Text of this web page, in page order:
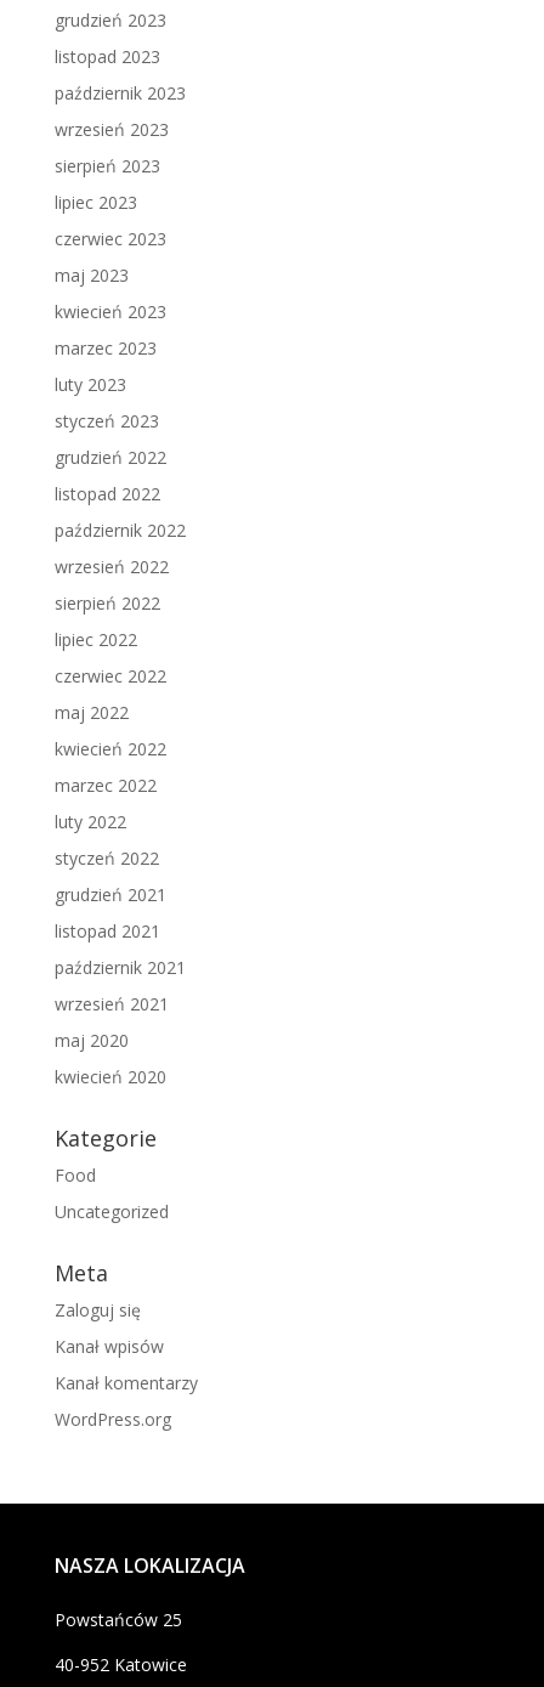
grudzień 2023
listopad 2023
październik 2023
wrzesień 2023
sierpień 2023
lipiec 2023
czerwiec 2023
maj 2023
kwiecień 2023
marzec 2023
luty 2023
styczeń 2023
grudzień 2022
listopad 2022
październik 2022
wrzesień 2022
sierpień 2022
lipiec 2022
czerwiec 2022
maj 2022
kwiecień 2022
marzec 2022
luty 2022
styczeń 2022
grudzień 2021
listopad 2021
październik 2021
wrzesień 2021
maj 2020
kwiecień 2020
Kategorie
Food
Uncategorized
Meta
Zaloguj się
Kanał wpisów
Kanał komentarzy
WordPress.org
NASZA LOKALIZACJA
Powstańców 25
40-952 Katowice